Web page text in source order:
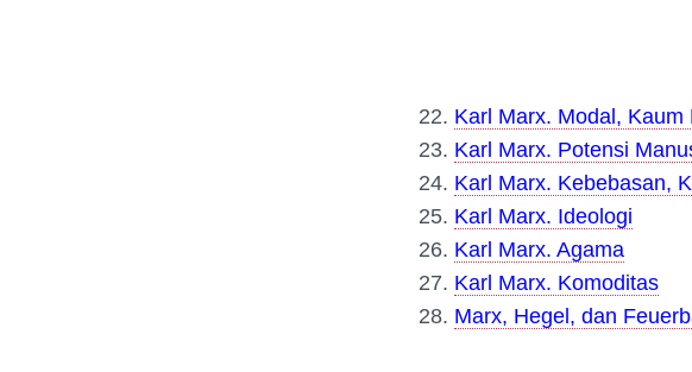
22. Karl Marx. Modal,
23. Karl Marx. Potensi M
24. Karl Marx. Kebebasan,
25. Karl Marx. Ideologi
26. Karl Marx. Agama
27. Karl Marx. Komoditas
28. Marx, Hegel, dan